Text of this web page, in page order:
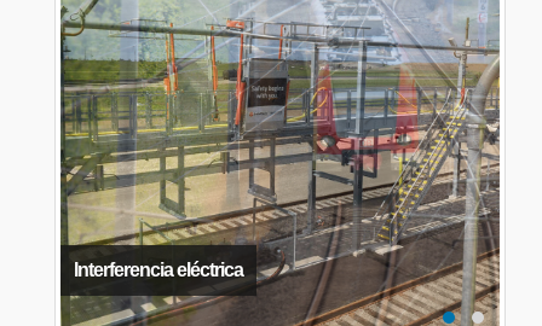
Interferencia eléctrica